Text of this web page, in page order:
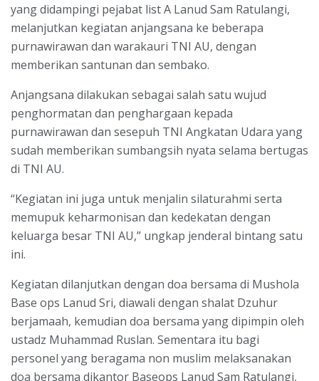
yang didampingi pejabat list A Lanud Sam Ratulangi,
melanjutkan kegiatan anjangsana ke beberapa
purnawirawan dan warakauri TNI AU, dengan
memberikan santunan dan sembako.
Anjangsana dilakukan sebagai salah satu wujud
penghormatan dan penghargaan kepada
purnawirawan dan sesepuh TNI Angkatan Udara yang
sudah memberikan sumbangsih nyata selama bertugas
di TNI AU.
“Kegiatan ini juga untuk menjalin silaturahmi serta
memupuk keharmonisan dan kedekatan dengan
keluarga besar TNI AU,” ungkap jenderal bintang satu
ini.
Kegiatan dilanjutkan dengan doa bersama di Mushola
Base ops Lanud Sri, diawali dengan shalat Dzuhur
berjamaah, kemudian doa bersama yang dipimpin oleh
ustadz Muhammad Ruslan. Sementara itu bagi
personel yang beragama non muslim melaksanakan
doa bersama dikantor Baseops Lanud Sam Ratulangi,